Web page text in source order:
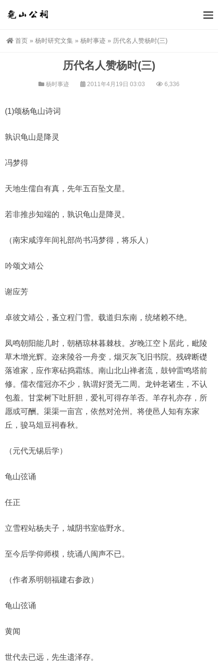
首页 » 杨时研究文集 » 杨时事迹 » 历代名人赞杨时(三)
历代名人赞杨时(三)
杨时事迹 2011年4月19日 03:03 6,336
(1)颂杨龟山诗词
孰识龟山是降灵
冯梦得
天地生儒自有真，先年五百坠文星。
若非推步知端的，孰识龟山是降灵。
（南宋咸淳年间礼部尚书冯梦得，将乐人）
吟颂文靖公
谢应芳
卓彼文靖公，蚤立程门雪。载道归东南，统绪赖不绝。
凤鸣朝阳能几时，朝栖琼林暮棘枝。岁晚江空卜居此，毗陵
草木增光辉。迩来陵谷一舟变，烟灭灰飞旧书院。残碑断礎
落谁家，应作寒砧捣霜练。南山北山禅者流，鼓钟雷鸣塔前
修。儒衣儒冠亦不少，孰谓好贤无二周。龙钟老诸生，不认
包羞。甘棠树下吐肝胆，爱礼可得存羊否。羊存礼亦存，所
愿或可酬。渠渠一亩宫，依然对沧州。将使邑人知有东家
丘，骏马俎豆祠春秋。
（元代无锡后学）
龟山弦诵
任正
立雪程站杨夫子，城阴书室临野水。
至今后学仰师模，统诵八闽声不已。
（作者系明朝福建右参政）
龟山弦诵
黄闻
世代去已远，先生遗泽存。